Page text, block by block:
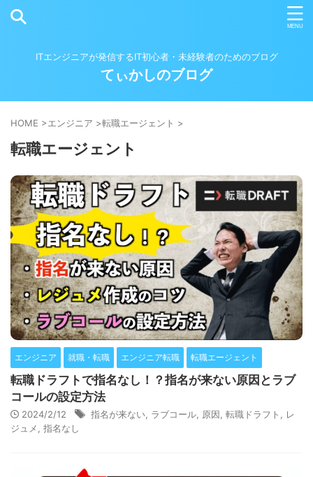
ITエンジニアが発信するIT初心者・未経験者のためのブログ
てぃかしのブログ
HOME >エンジニア >転職エージェント >
転職エージェント
エンジニア 就職・転職 エンジニア転職 転職エージェント
転職ドラフトで指名なし！？指名が来ない原因とラブ
コールの設定方法
2024/2/12 指名が来ない ラブコール 原因 転職ドラフト
レ
ジュメ
指名なし